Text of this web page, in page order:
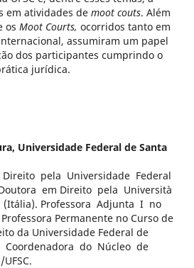
em atividades de moot couts. Além
os Moot Courts, ocorridos tanto em
assumiram um papel
dos participantes cumprindo o
jurídica.
Universidade Federal de Santa
pela Universidade Federal
em Direito pela Università
Professora Adjunta I no
Permanente no Curso de
da Universidade Federal de
Coordenadora do Núcleo de